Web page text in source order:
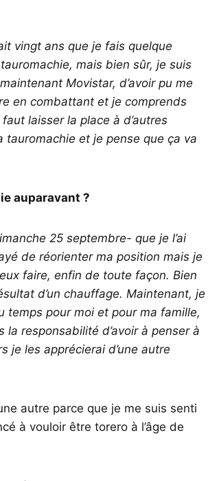
vingt ans que je fais quelque
mais bien sûr, je suis
Movistar, d’avoir pu me
en combattant et je comprends
laisser la place à d’autres
et je pense que ça va
auparavant ?
25 septembre- que je l’ai
de réorienter ma position mais je
faire, enfin de toute façon. Bien
d’un chauffage. Maintenant, je
temps pour moi et pour ma famille,
responsabilité d’avoir à penser à
je les apprécierai d’une autre
autre parce que je me suis senti
à vouloir être torero à l’âge de